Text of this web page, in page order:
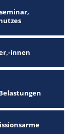
innen